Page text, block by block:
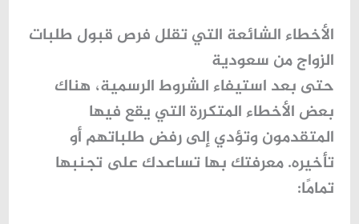
الأخطاء الشائعة التي تقلل فرص قبول طلبات
الزواج من سعودية
حتى بعد استيفاء الشروط الرسمية، هناك
بعض الأخطاء المتكررة التي يقع فيها
المتقدمون وتؤدي إلى رفض طلباتهم أو
تأخيره. معرفتك بها تساعدك على تجنبها
تمامًا: